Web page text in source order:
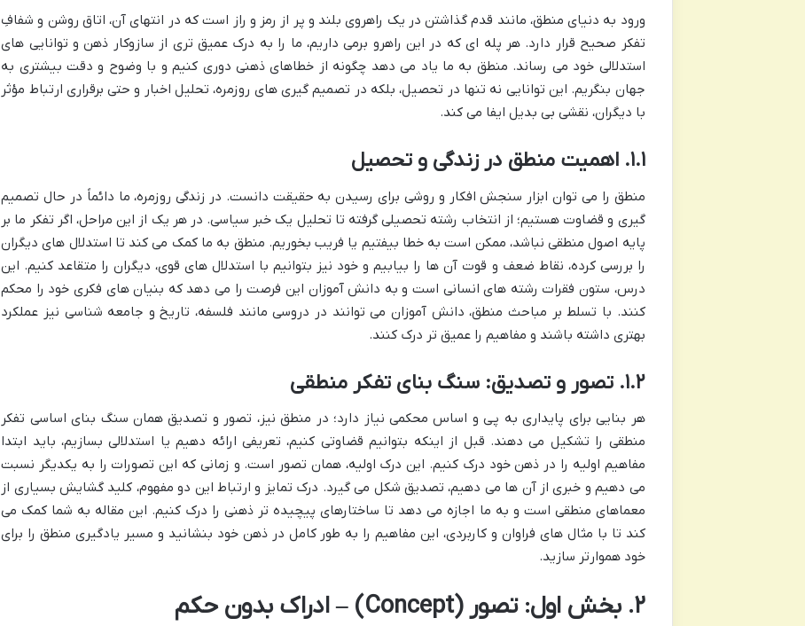
ورود به دنیای منطق، مانند قدم گذاشتن در یک راهروی بلند و پر از رمز و راز است که در انتهای آن، اتاق روشن و شفافِ
تفکر صحیح قرار دارد. هر پله ای که در این راهرو برمی داریم، ما را به درک عمیق تری از سازوکار ذهن و توانایی های
استدلالی خود می رساند. منطق به ما یاد می دهد چگونه از خطاهای ذهنی دوری کنیم و با وضوح و دقت بیشتری به
جهان بنگریم. این توانایی نه تنها در تحصیل، بلکه در تصمیم گیری های روزمره، تحلیل اخبار و حتی برقراری ارتباط مؤثر
با دیگران، نقشی بی بدیل ایفا می کند.
۱.۱. اهمیت منطق در زندگی و تحصیل
منطق را می توان ابزار سنجش افکار و روشی برای رسیدن به حقیقت دانست. در زندگی روزمره، ما دائماً در حال تصمیم
گیری و قضاوت هستیم؛ از انتخاب رشته تحصیلی گرفته تا تحلیل یک خبر سیاسی. در هر یک از این مراحل، اگر تفکر ما بر
پایه اصول منطقی نباشد، ممکن است به خطا بیفتیم یا فریب بخوریم. منطق به ما کمک می کند تا استدلال های دیگران
را بررسی کرده، نقاط ضعف و قوت آن ها را بیابیم و خود نیز بتوانیم با استدلال های قوی، دیگران را متقاعد کنیم. این
درس، ستون فقرات رشته های انسانی است و به دانش آموزان این فرصت را می دهد که بنیان های فکری خود را محکم
کنند. با تسلط بر مباحث منطق، دانش آموزان می توانند در دروسی مانند فلسفه، تاریخ و جامعه شناسی نیز عملکرد
بهتری داشته باشند و مفاهیم را عمیق تر درک کنند.
۱.۲. تصور و تصدیق: سنگ بنای تفکر منطقی
هر بنایی برای پایداری به پی و اساس محکمی نیاز دارد؛ در منطق نیز، تصور و تصدیق همان سنگ بنای اساسی تفکر
منطقی را تشکیل می دهند. قبل از اینکه بتوانیم قضاوتی کنیم، تعریفی ارائه دهیم یا استدلالی بسازیم، باید ابتدا
مفاهیم اولیه را در ذهن خود درک کنیم. این درک اولیه، همان تصور است. و زمانی که این تصورات را به یکدیگر نسبت
می دهیم و خبری از آن ها می دهیم، تصدیق شکل می گیرد. درک تمایز و ارتباط این دو مفهوم، کلید گشایش بسیاری از
معماهای منطقی است و به ما اجازه می دهد تا ساختارهای پیچیده تر ذهنی را درک کنیم. این مقاله به شما کمک می
کند تا با مثال های فراوان و کاربردی، این مفاهیم را به طور کامل در ذهن خود بنشانید و مسیر یادگیری منطق را برای
خود هموارتر سازید.
۲. بخش اول: تصور (Concept) – ادراک بدون حکم